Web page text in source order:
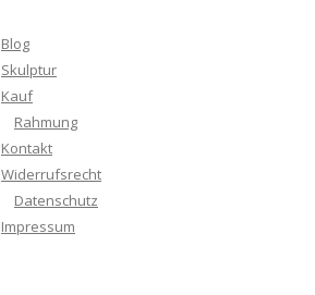
Blog
Skulptur
Kauf
Rahmung
Kontakt
Widerrufsrecht
Datenschutz
Impressum